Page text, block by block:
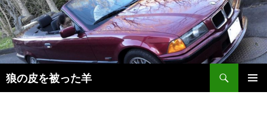
狼の皮を被った羊
検
索